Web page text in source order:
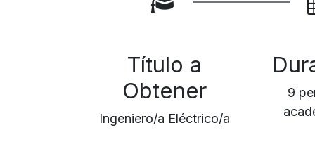
Título a
Obtener
Ingeniero/a Eléctrico/a
9